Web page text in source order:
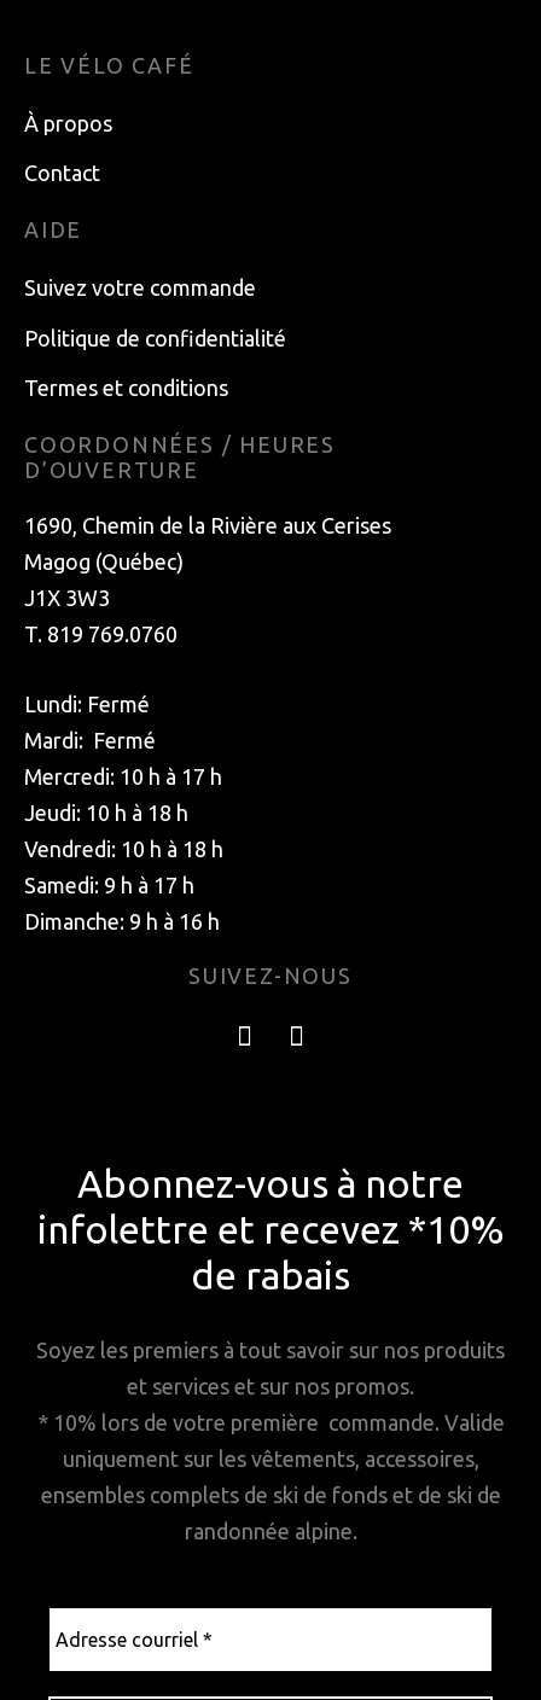
LE VÉLO CAFÉ
À propos
Contact
AIDE
Suivez votre commande
Politique de confidentialité
Termes et conditions
COORDONNÉES / HEURES
D’OUVERTURE
1690, Chemin de la Rivière aux Cerises
Magog (Québec)
J1X 3W3
T. 819 769.0760
Lundi: Fermé
Mardi: Fermé
Mercredi: 10 h à 17 h
Jeudi: 10 h à 18 h
Vendredi: 10 h à 18 h
Samedi: 9 h à 17 h
Dimanche: 9 h à 16 h
SUIVEZ-NOUS
Abonnez-vous à notre
infolettre et recevez *10%
de rabais
Soyez les premiers à tout savoir sur nos produits
et services et sur nos promos.
* 10% lors de votre première commande. Valide
uniquement sur les vêtements, accessoires,
ensembles complets de ski de fonds et de ski de
randonnée alpine.
courriel
*